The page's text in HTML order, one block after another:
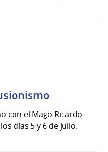
con el Mago Ricardo
días 5 y 6 de julio.